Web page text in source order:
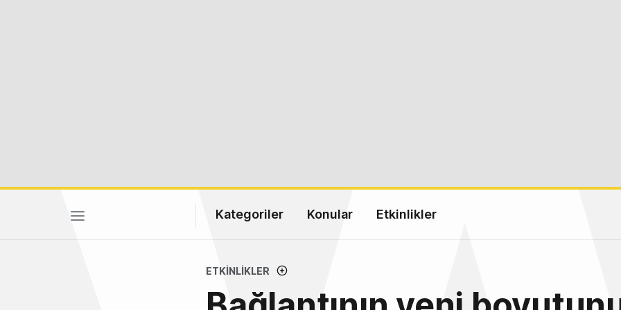
Kategoriler Konular Etkinlikler
ETKINLIKLER